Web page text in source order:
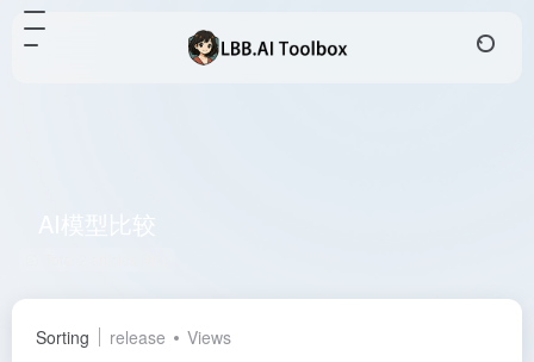
Sorting release Views